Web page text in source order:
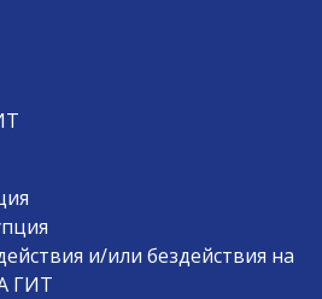
и/или бездействия на
ГИТ